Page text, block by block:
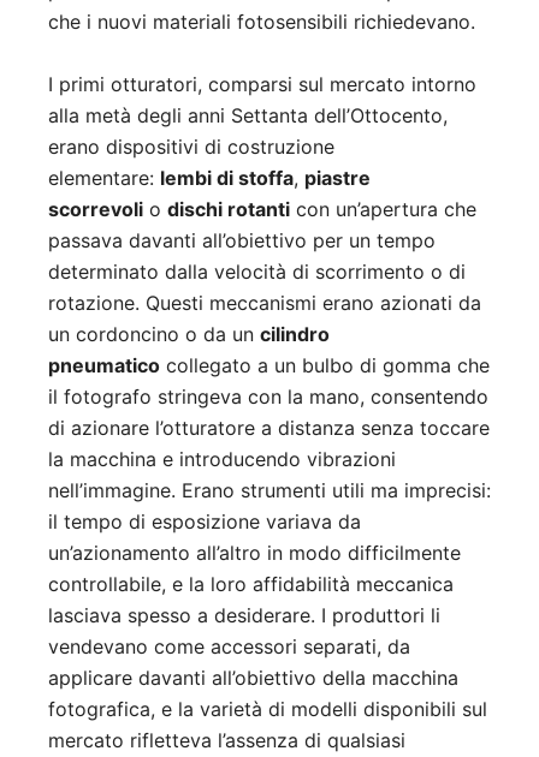
che i nuovi materiali fotosensibili richiedevano.
I primi otturatori, comparsi sul mercato intorno
alla metà degli anni Settanta dell’Ottocento,
erano dispositivi di costruzione
elementare: lembi di stoffa, piastre
scorrevoli o dischi rotanti con un’apertura che
passava davanti all’obiettivo per un tempo
determinato dalla velocità di scorrimento o di
rotazione. Questi meccanismi erano azionati da
un cordoncino o da un cilindro
pneumatico collegato a un bulbo di gomma che
il fotografo stringeva con la mano, consentendo
di azionare l’otturatore a distanza senza toccare
la macchina e introducendo vibrazioni
nell’immagine. Erano strumenti utili ma imprecisi:
il tempo di esposizione variava da
un’azionamento all’altro in modo difficilmente
controllabile, e la loro affidabilità meccanica
lasciava spesso a desiderare. I produttori li
vendevano come accessori separati, da
applicare davanti all’obiettivo della macchina
fotografica, e la varietà di modelli disponibili sul
mercato rifletteva l’assenza di qualsiasi